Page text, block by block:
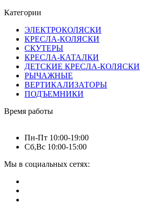
Категории
ЭЛЕКТРОКОЛЯСКИ
КРЕСЛА-КОЛЯСКИ
СКУТЕРЫ
КРЕСЛА-КАТАЛКИ
ДЕТСКИЕ КРЕСЛА-КОЛЯСКИ
РЫЧАЖНЫЕ
ВЕРТИКАЛИЗАТОРЫ
ПОДЪЕМНИКИ
Время работы
Пн-Пт 10:00-19:00
Сб,Вс 10:00-15:00
Мы в социальных сетях: